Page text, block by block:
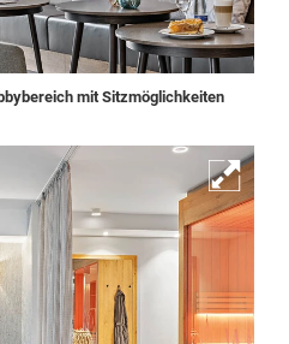
mit Sitzmöglichkeiten